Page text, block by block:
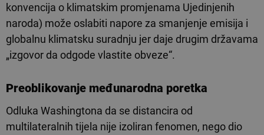
konvencija o klimatskim promjenama Ujedinjenih
naroda) može oslabiti napore za smanjenje emisija i
globalnu klimatsku suradnju jer daje drugim državama
„izgovor da odgode vlastite obveze“.
Preoblikovanje međunarodna poretka
Odluka Washingtona da se distancira od
multilateralnih tijela nije izoliran fenomen, nego dio